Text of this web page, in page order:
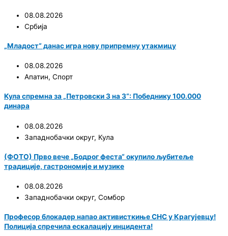
08.08.2026
Србија
„Младост“ данас игра нову припремну утакмицу
08.08.2026
Апатин, Спорт
Кула спремна за „Петровски 3 на 3“: Победнику 100.000
динара
08.08.2026
Западнобачки округ, Кула
(ФОТО) Прво вече „Бодрог феста“ окупило љубитеље
традиције, гастрономије и музике
08.08.2026
Западнобачки округ, Сомбор
Професор блокадер напао активисткиње СНС у Крагујевцу!
Полиција спречила ескалацију инцидента!